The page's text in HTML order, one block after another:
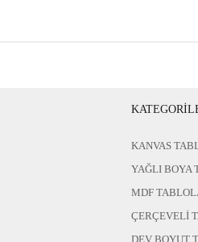
KANVAS
YAĞLI BOYA
MDF
ÇERÇEVELİ
DEV BOYUT